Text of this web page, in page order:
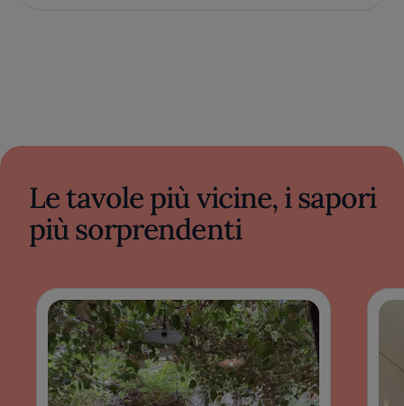
Le tavole più vicine, i sapori
più sorprendenti